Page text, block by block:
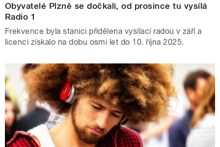
Obyvatelé Plzně se dočkali, od prosince tu vysílá
Radio 1
Frekvence byla stanici přidělena vysílací radou v září a
licenci získalo na dobu osmi let do 10. října 2025.